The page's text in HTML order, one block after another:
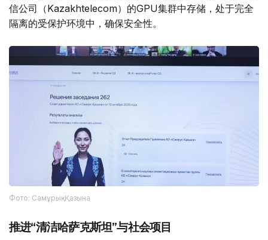
信公司（Kazakhtelecom）的GPU集群中存储，处于完全
隔离的受保护环境中，确保安全性。
Фото: Самұрық-Қазына
推进“清洁哈萨克斯坦”与社会项目